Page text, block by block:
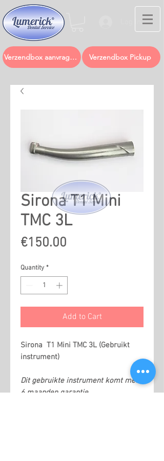
Verzendbox aanvragen Verzendbox Pickup
Sirona T1 Mini
TMC 3L
€150.00
Quantity *
Add to Cart
Sirona T1 Mini TMC 3L (Gebruikt
instrument)
Dit gebruikte instrument komt met
6 maanden garantie.